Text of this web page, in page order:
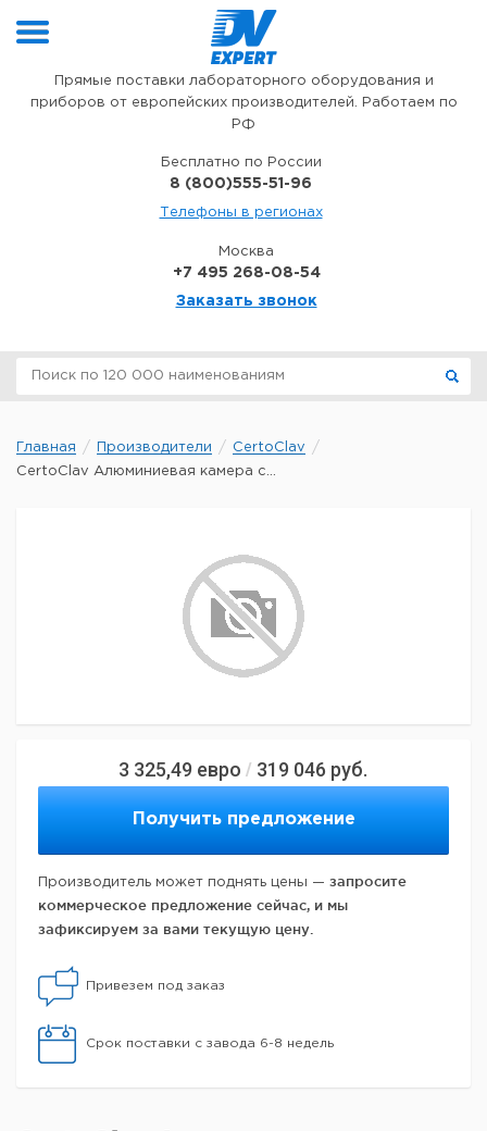
Прямые поставки лабораторного оборудования и
приборов от европейских производителей. Работаем по
РФ
Бесплатно по России
8 (800)555-51-96
Телефоны в регионах
Москва
+7 495 268-08-54
Заказать звонок
Главная Производители
CertoClav
CertoClav Алюминиевая камера с...
3 325,49 евро / 319 046 руб.
Получить предложение
Производитель может поднять цены — запросите
коммерческое предложение сейчас, и мы
зафиксируем за вами текущую цену.
Привезем под заказ
Срок поставки с завода 6-8 недель